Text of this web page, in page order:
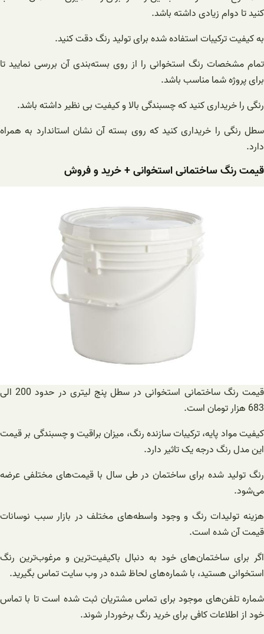
کنید تا دوام زیادی داشته باشد.
به کیفیت ترکیبات استفاده شده برای تولید رنگ دقت کنید.
تمام مشخصات رنگ استخوانی را از روی بسته‌بندی آن بررسی نمایید تا
برای پروژه شما مناسب باشد.
رنگی را خریداری کنید که چسبندگی بالا و کیفیت بی نظیر داشته باشد.
سطل رنگی را خریداری کنید که روی بسته آن نشان استاندارد به همراه
دارد.
قیمت رنگ ساختمانی استخوانی + خرید و فروش
قیمت رنگ ساختمانی استخوانی در سطل پنج لیتری در حدود 200 الی
683 هزار تومان است.
کیفیت مواد پایه، ترکیبات سازنده رنگ، میزان براقیت و چسبندگی بر قیمت
این مدل رنگ درجه یک تاثیر دارد.
رنگ تولید شده برای ساختمان در طی سال با قیمت‌های مختلفی عرضه
می‌شود.
هزینه تولیدات رنگ و وجود واسطه‌های مختلف در بازار سبب نوسانات
قیمت آن شده است.
اگر برای ساختمان‌های خود به دنبال باکیفیت‌ترین و مرغوب‌ترین رنگ
استخوانی هستید، با شماره‌های لحاظ شده در وب سایت تماس بگیرید.
شماره تلفن‌های موجود برای تماس مشتریان ثبت شده است تا با تماس
خود از اطلاعات کافی برای خرید رنگ برخوردار شوند.